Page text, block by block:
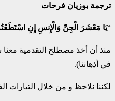
ترجمة بوزيان فرحات
“يَا مَعْشَرَ الْجِنِّ وَالْإِنسِ إِنِ
منذ أن أخذ مصطلح التقدمية معنا
في أذهاننا).
لكننا نلاحظ و من خلال التيارات